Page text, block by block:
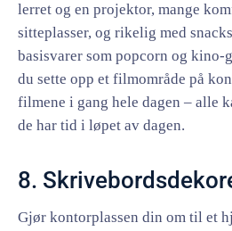
lerret og en projektor, mange
sitteplasser, og rikelig med
basisvarer som popcorn og
du sette opp et filmområde på
filmene i gang hele dagen – alle
de har tid i løpet av dagen.
8.
Gjør kontorplassen din om til et